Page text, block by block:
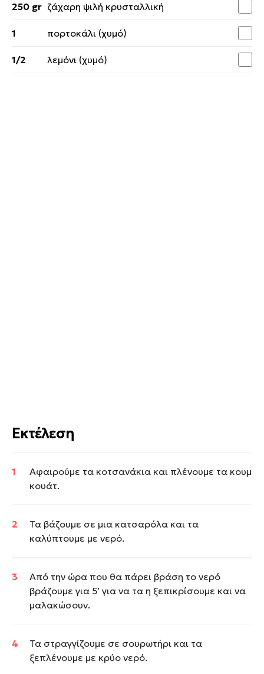
250 gr ζάχαρη ψιλή κρυσταλλική
1 πορτοκάλι (χυμό)
1/2 λεμόνι (χυμό)
Εκτέλεση
Αφαιρούμε τα κοτσανάκια και πλένουμε τα κουμ
κουάτ.
Τα βάζουμε σε μια κατσαρόλα και τα
καλύπτουμε με νερό.
Από την ώρα που θα πάρει βράση το νερό
βράζουμε για 5’ για να τα η ξεπικρίσουμε και να
μαλακώσουν.
Τα στραγγίζουμε σε σουρωτήρι και τα
ξεπλένουμε με κρύο νερό.